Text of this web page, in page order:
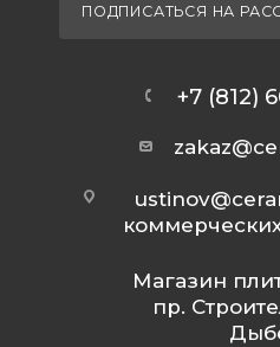
ПОДПИСАТЬСЯ НА
+7 (812)
Магазин
пр.